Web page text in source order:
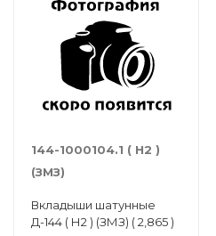
144-1000104.1 ( Н2 )
(ЗМЗ)
Вкладыши шатунные
Д-144 ( Н2 ) (ЗМЗ) ( 2,865 )